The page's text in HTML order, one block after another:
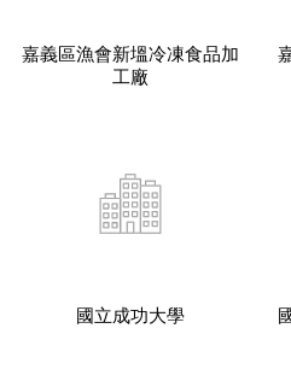
嘉義區漁會新塭冷凍食品加
工廠
國立成功大學